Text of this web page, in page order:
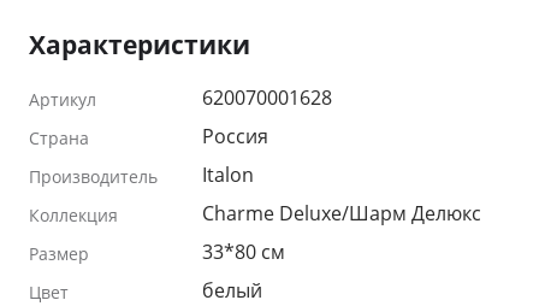
Характеристики
Артикул 620070001628
Страна Россия
Производитель Italon
Коллекция Charme Deluxe/Шарм Делюкс
Размер 33*80 см
Цвет белый